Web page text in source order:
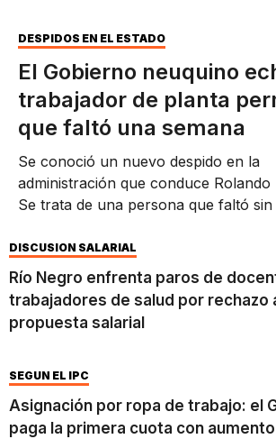
DESPIDOS EN EL ESTADO
El Gobierno neuquino
trabajador de planta
que faltó una semana
Se conoció un nuevo despido en la
administración que conduce Rolando
Se trata de una persona que faltó sin
enero del 2024.
DISCUSIÓN SALARIAL
Río Negro enfrenta paros de
trabajadores de salud por rechazo
propuesta salarial
SEGÚN EL IPC
Asignación por ropa de trabajo: el
paga la primera cuota con aumento